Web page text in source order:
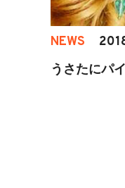
NEWS
うさたにパ